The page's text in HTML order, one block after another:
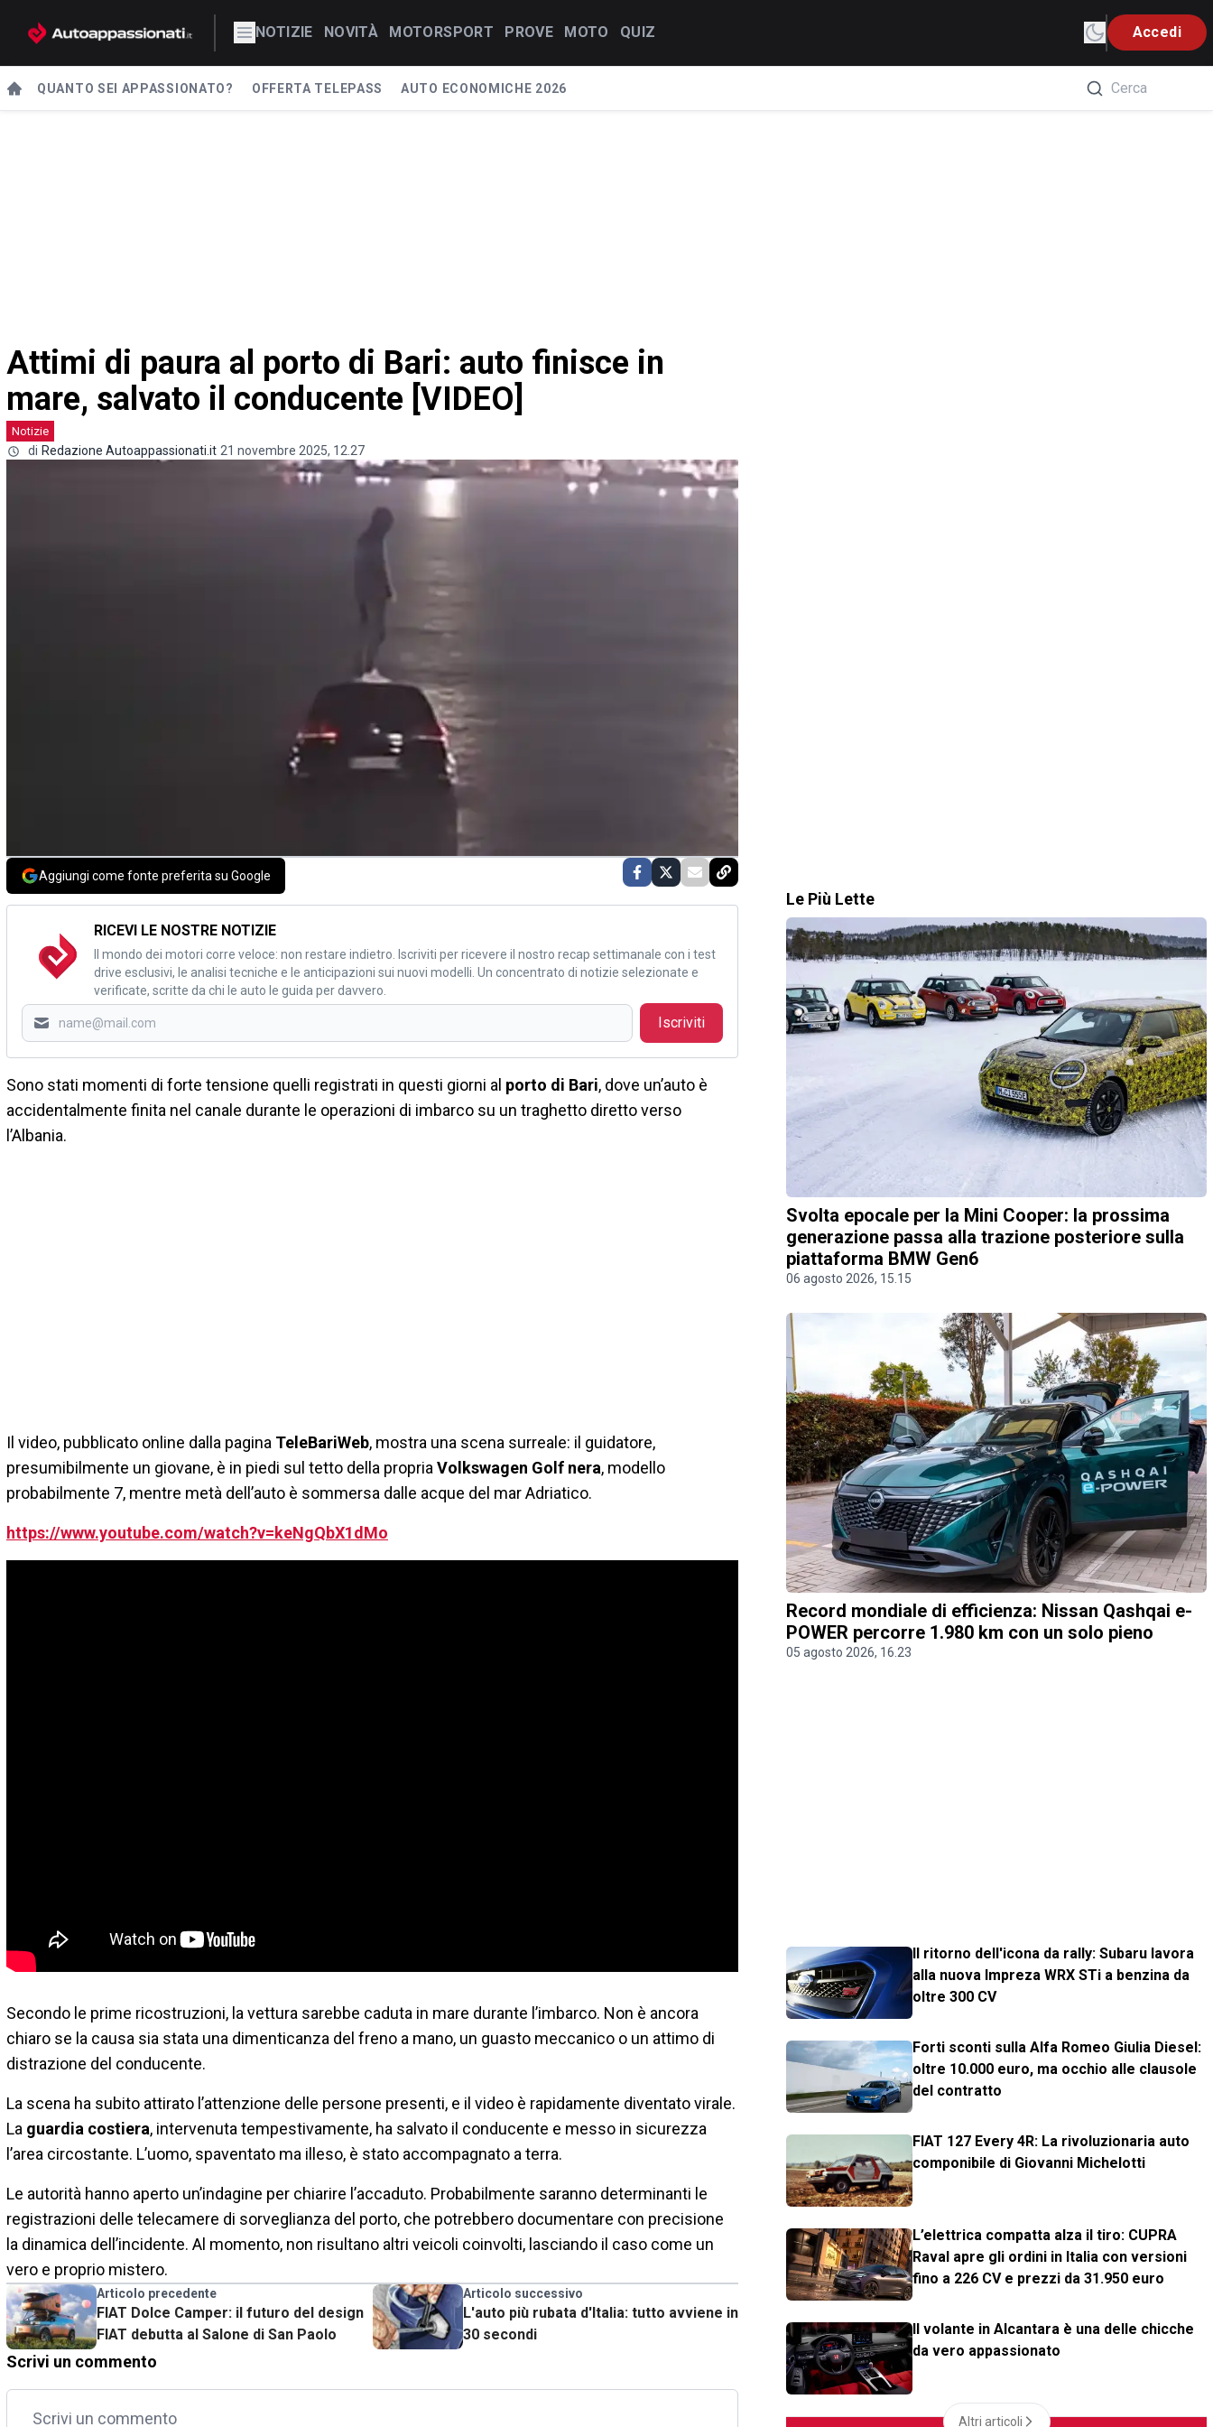
NOTIZIE NOVITÀ MOTORSPORT PROVE MOTO QUIZ Accedi
QUANTO SEI APPASSIONATO? OFFERTA TELEPASS AUTO ECONOMICHE 2026
Attimi di paura al porto di Bari: auto finisce in
mare, salvato il conducente [VIDEO]
Notizie
di Redazione Autoappassionati.it 21 novembre 2025, 12.27
Aggiungi come fonte preferita su Google
RICEVI LE NOSTRE NOTIZIE
Il mondo dei motori corre veloce: non restare indietro. Iscriviti per ricevere il nostro recap settimanale con i test
drive esclusivi, le analisi tecniche e le anticipazioni sui nuovi modelli. Un concentrato di notizie selezionate e
verificate, scritte da chi le auto le guida per davvero.
Iscriviti
Sono stati momenti di forte tensione quelli registrati in questi giorni al porto di Bari, dove un’auto è
accidentalmente finita nel canale durante le operazioni di imbarco su un traghetto diretto verso
l’Albania.
Il video, pubblicato online dalla pagina TeleBariWeb, mostra una scena surreale: il guidatore,
presumibilmente un giovane, è in piedi sul tetto della propria Volkswagen Golf nera, modello
probabilmente 7, mentre metà dell’auto è sommersa dalle acque del mar Adriatico.
https://www.youtube.com/watch?v=keNgQbX1dMo
Secondo le prime ricostruzioni, la vettura sarebbe caduta in mare durante l’imbarco. Non è ancora
chiaro se la causa sia stata una dimenticanza del freno a mano, un guasto meccanico o un attimo di
distrazione del conducente.
La scena ha subito attirato l’attenzione delle persone presenti, e il video è rapidamente diventato virale.
La guardia costiera, intervenuta tempestivamente, ha salvato il conducente e messo in sicurezza
l’area circostante. L’uomo, spaventato ma illeso, è stato accompagnato a terra.
Le autorità hanno aperto un’indagine per chiarire l’accaduto. Probabilmente saranno determinanti le
registrazioni delle telecamere di sorveglianza del porto, che potrebbero documentare con precisione
la dinamica dell’incidente. Al momento, non risultano altri veicoli coinvolti, lasciando il caso come un
vero e proprio mistero.
Articolo precedente
FIAT Dolce Camper: il futuro del design
FIAT debutta al Salone di San Paolo
Articolo successivo
L'auto più rubata d'Italia: tutto avviene in
30 secondi
Scrivi un commento
Le Più Lette
Svolta epocale per la Mini Cooper: la prossima
generazione passa alla trazione posteriore sulla
piattaforma BMW Gen6
06 agosto 2026, 15.15
Record mondiale di efficienza: Nissan Qashqai e-
POWER percorre 1.980 km con un solo pieno
05 agosto 2026, 16.23
Il ritorno dell'icona da rally: Subaru lavora
alla nuova Impreza WRX STi a benzina da
oltre 300 CV
Forti sconti sulla Alfa Romeo Giulia Diesel:
oltre 10.000 euro, ma occhio alle clausole
del contratto
FIAT 127 Every 4R: La rivoluzionaria auto
componibile di Giovanni Michelotti
L’elettrica compatta alza il tiro: CUPRA
Raval apre gli ordini in Italia con versioni
fino a 226 CV e prezzi da 31.950 euro
Il volante in Alcantara è una delle chicche
da vero appassionato
Altri articoli